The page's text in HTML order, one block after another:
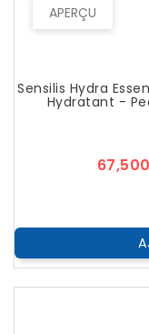
APERÇU
Sensilis Hydra
Hydratant -